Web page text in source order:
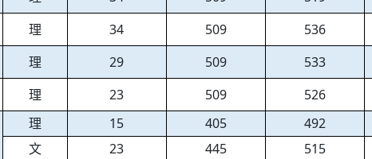
理 34 509 536
理 29 509 533
理 23 509 526
理 15 405 492
文 23 445 515